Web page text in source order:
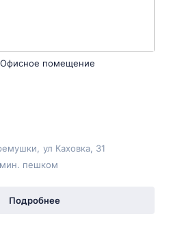
Офисное помещение
ул Каховка , 31
пешком
Подробнее